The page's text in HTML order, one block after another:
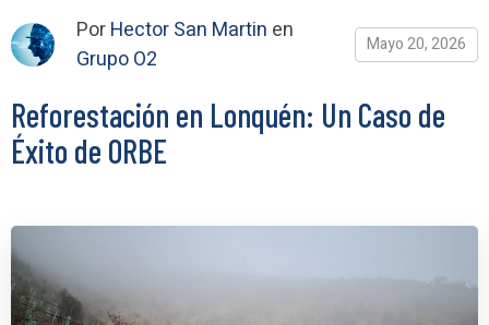
PorHector San Martin en
Grupo O2
Mayo 20, 2026
Reforestación en Lonquén: Un Caso de
Éxito de ORBE